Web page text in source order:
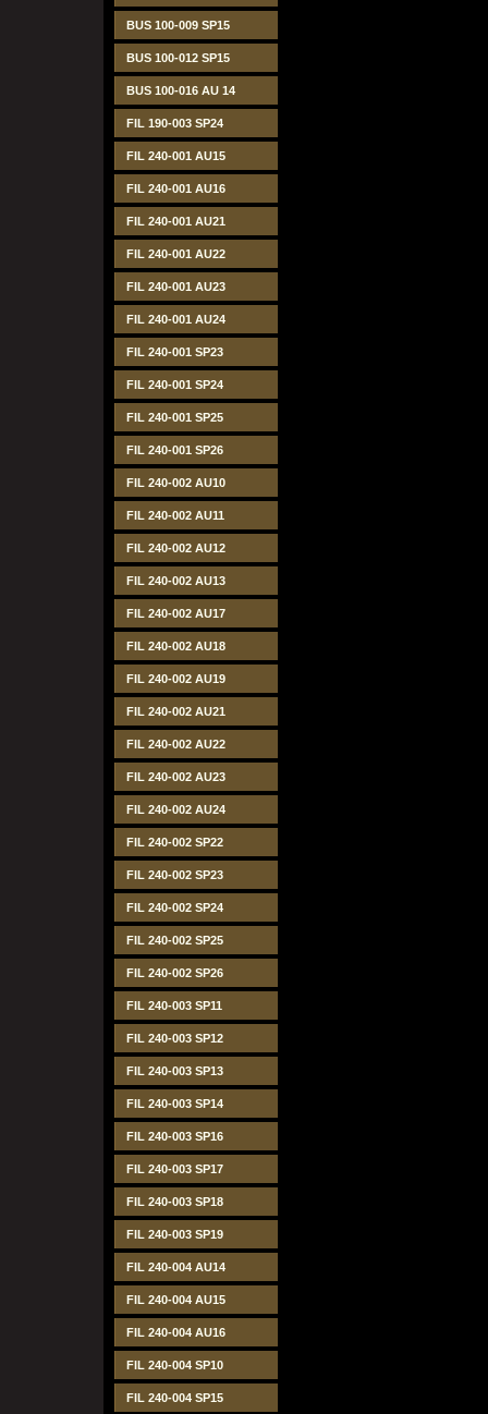
BUS 100-009 SP15
BUS 100-012 SP15
BUS 100-016 AU 14
FIL 190-003 SP24
FIL 240-001 AU15
FIL 240-001 AU16
FIL 240-001 AU21
FIL 240-001 AU22
FIL 240-001 AU23
FIL 240-001 AU24
FIL 240-001 SP23
FIL 240-001 SP24
FIL 240-001 SP25
FIL 240-001 SP26
FIL 240-002 AU10
FIL 240-002 AU11
FIL 240-002 AU12
FIL 240-002 AU13
FIL 240-002 AU17
FIL 240-002 AU18
FIL 240-002 AU19
FIL 240-002 AU21
FIL 240-002 AU22
FIL 240-002 AU23
FIL 240-002 AU24
FIL 240-002 SP22
FIL 240-002 SP23
FIL 240-002 SP24
FIL 240-002 SP25
FIL 240-002 SP26
FIL 240-003 SP11
FIL 240-003 SP12
FIL 240-003 SP13
FIL 240-003 SP14
FIL 240-003 SP16
FIL 240-003 SP17
FIL 240-003 SP18
FIL 240-003 SP19
FIL 240-004 AU14
FIL 240-004 AU15
FIL 240-004 AU16
FIL 240-004 SP10
FIL 240-004 SP15